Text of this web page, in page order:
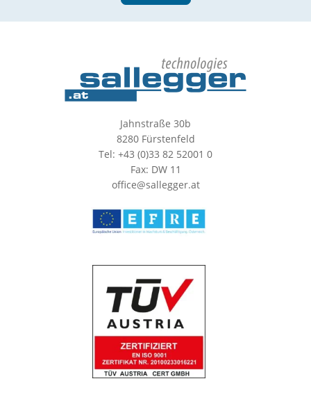
Jahnstraße 30b
8280 Fürstenfeld
Tel: +43 (0)33 82 52001 0
Fax: DW 11
office@sallegger.at